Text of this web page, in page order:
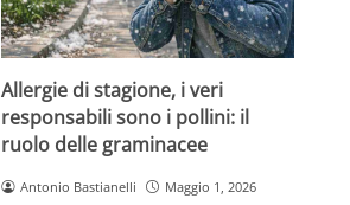
Allergie di stagione, i veri
responsabili sono i pollini: il
ruolo delle graminacee
Antonio Bastianelli Maggio 1, 2026